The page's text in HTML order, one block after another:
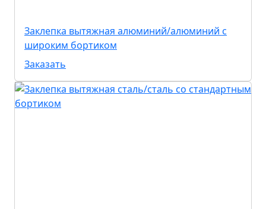
Заклепка вытяжная алюминий/алюминий с
широким бортиком
Заказать